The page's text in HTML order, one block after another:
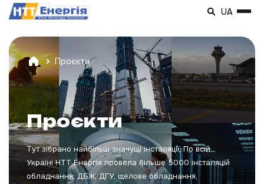
UA
Проєкти
Проєкти
Тут зібрано найбільш значущі інсталяції. По всій
Україні НТТ Енергія провела більше 5000 інсталяцій
обладнання: ДБЖ, ДГУ, щелове обладнання,